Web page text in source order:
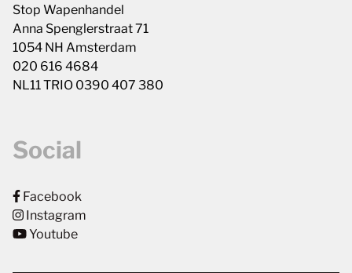
Stop Wapenhandel
Anna Spenglerstraat 71
1054 NH Amsterdam
020 616 4684
NL11 TRIO 0390 407 380
Social
Facebook
Instagram
Youtube